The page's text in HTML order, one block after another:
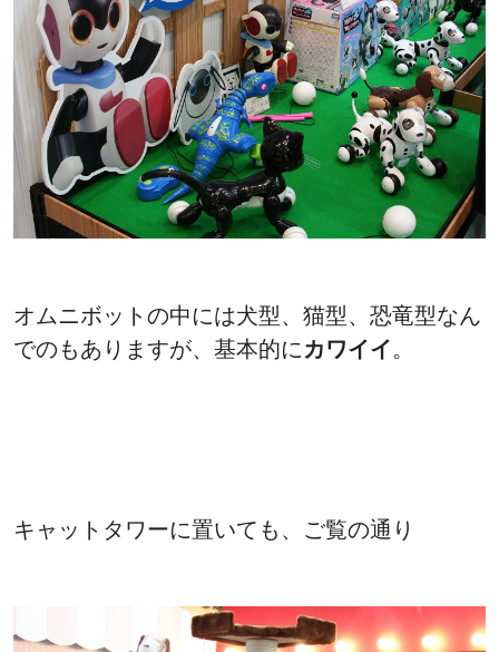
オムニボットの中には犬型、猫型、恐竜型なん
でのもありますが、基本的にカワイイ。
キャットタワーに置いても、ご覧の通り